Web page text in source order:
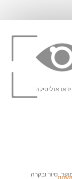
אנליטיקה
סיור ובקרה